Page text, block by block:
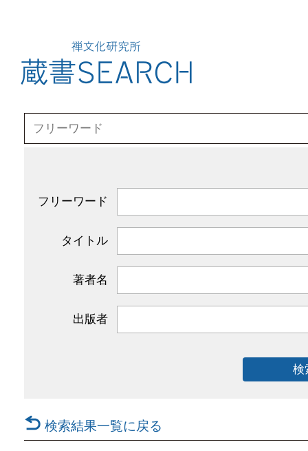
フリーワード
タイトル
著者名
出版者
検
検索結果一覧に戻る